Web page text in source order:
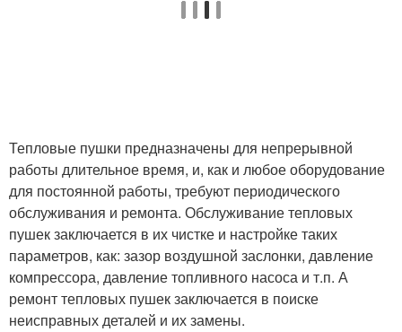
Тепловые пушки предназначены для непрерывной
работы длительное время, и, как и любое оборудование
для постоянной работы, требуют периодического
обслуживания и ремонта. Обслуживание тепловых
пушек заключается в их чистке и настройке таких
параметров, как: зазор воздушной заслонки, давление
компрессора, давление топливного насоса и т.п. А
ремонт тепловых пушек заключается в поиске
неисправных деталей и их замены.